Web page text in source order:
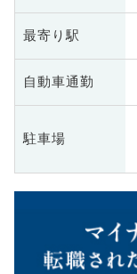
最寄り駅
自動車通勤
駐車場